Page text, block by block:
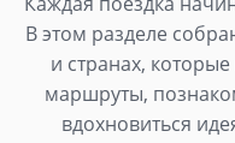
В этом разделе
и странах,
маршруты,
вдохновиться